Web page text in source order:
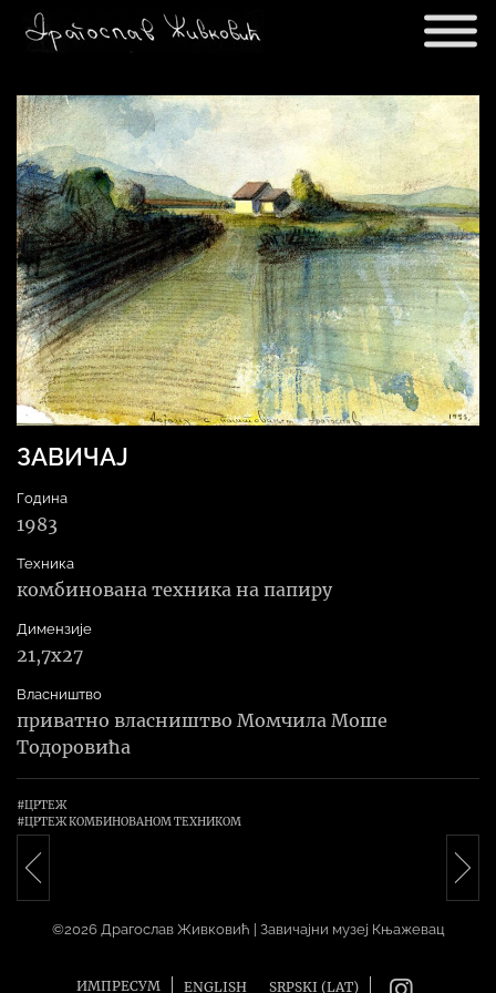
Main Navigation
ЗАВИЧАЈ
Година
1983
Техника
комбинована техника на папиру
Димензије
21,7х27
Власништво
приватно власништво Момчила Моше
Тодоровића
#ЦРТЕЖ
#ЦРТЕЖ КОМБИНОВАНОМ ТЕХНИКОМ
Навигација
©2026 Драгослав Живковић | Завичајни музеј Књажевац
ИМПРЕСУМ ENGLISH SRPSKI (LAT)